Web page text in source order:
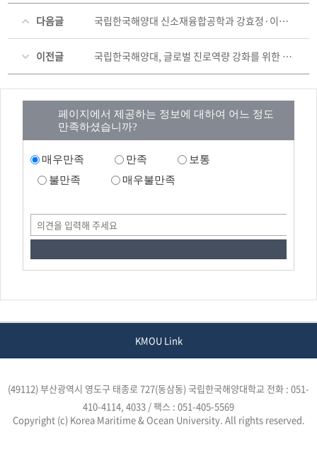
다음글 국립한국해양대 신소재융합공학과 강효정·이두빈 석사과정생, 2026 한국기계가공학회 춘계학술대회 우수상 수상
이전글 국립한국해양대, 글로벌 진로역량 강화를 위한 ‘글로벌 커리어 캠프’ 성료
페이지에서 제공하는 정보에 대하여 어느 정도
만족하셨습니까?
매우만족 만족
보통
불만족
매우불만족
KMOU Link
(49112) 부산광역시 영도구 태종로 727(동삼동) 국립한국해양대학교 전화 : 051-
410-4114, 4033 / 팩스 : 051-405-5569
Copyright (c) Korea Maritime & Ocean University. All rights reserved.